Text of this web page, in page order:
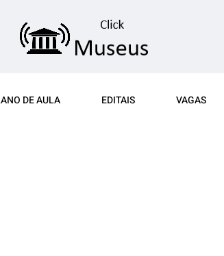
DE AULA EDITAIS VAGAS